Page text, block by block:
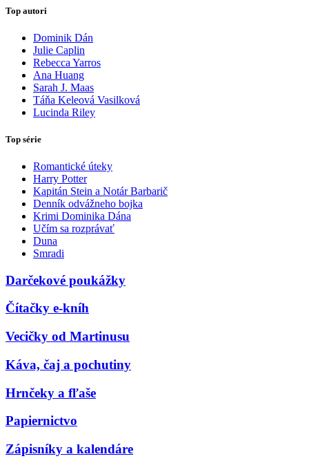
Top autori
Dominik Dán
Julie Caplin
Rebecca Yarros
Ana Huang
Sarah J. Maas
Táňa Keleová Vasilková
Lucinda Riley
Top série
Romantické úteky
Harry Potter
Kapitán Stein a Notár Barbarič
Denník odvážneho bojka
Krimi Dominika Dána
Učím sa rozprávať
Duna
Smradi
Darčekové poukážky
Čítačky e-kníh
Vecičky od Martinusu
Káva, čaj a pochutiny
Hrnčeky a fľaše
Papiernictvo
Zápisníky a kalendáre